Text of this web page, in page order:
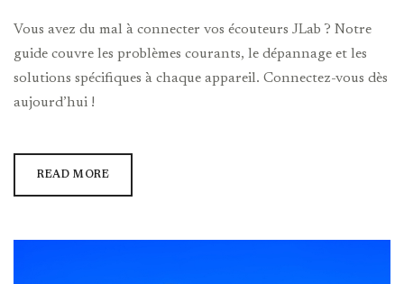
Vous avez du mal à connecter vos écouteurs JLab ? Notre
guide couvre les problèmes courants, le dépannage et les
solutions spécifiques à chaque appareil. Connectez-vous dès
aujourd’hui !
READ MORE